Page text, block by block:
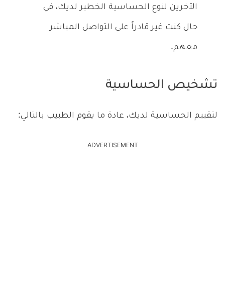
الآخرين لنوع الحساسية الخطير لديك، في
حال كنت غير قادراً على التواصل المباشر
معهم.
تشخيص الحساسية
لتقييم الحساسية لديك، عادة ما يقوم الطبيب بالتالي:
ADVERTISEMENT